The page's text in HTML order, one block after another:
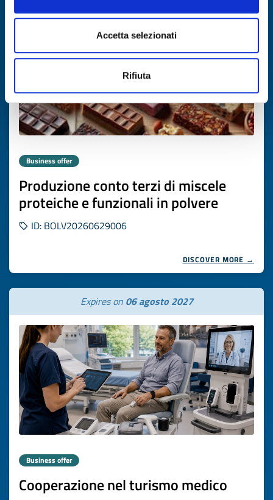
Accetta selezionati
Rifiuta
Business offer
Produzione conto terzi di miscele
proteiche e funzionali in polvere
ID: BOLV20260629006
DISCOVER MORE →
Expires on 06 agosto 2027
Business offer
Cooperazione nel turismo medico